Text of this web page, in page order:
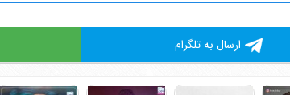
ارسال به تلگرام